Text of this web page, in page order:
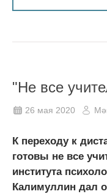
"Не все
26 мая 2020
К переходу к
готовы не все
института
Калимуллин дал